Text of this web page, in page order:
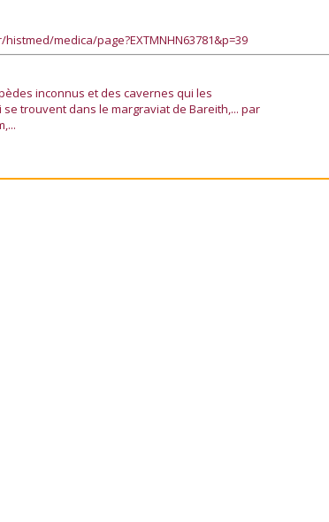
medica/page?EXTMNHN63781&p=39
inconnus et des cavernes qui les
trouvent dans le margraviat de Bareith,... par